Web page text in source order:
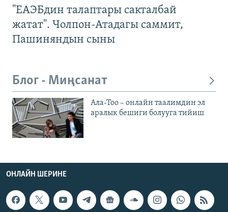
"ЕАЭБдин талаптары сакталбай
жатат". Чолпон-Атадагы саммит,
Пашиняндын сыны
Блог - Миңсанат
Ала-Тоо – онлайн таалимдин эл
аралык бешиги болууга тийиш
ОНЛАЙН ШЕРИНЕ